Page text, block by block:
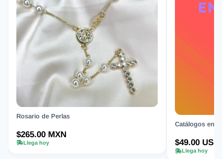
Rosario de Perlas
$265.00 MXN
Llega hoy
Catálogos en
$49.00 USD
Llega hoy